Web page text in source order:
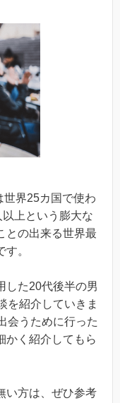
世界25カ国で使わ
上という膨大な
との出来る世界最
。
した20代後半の男
を紹介していきま
会うために行った
かく紹介してもら
い方は、ぜひ参考